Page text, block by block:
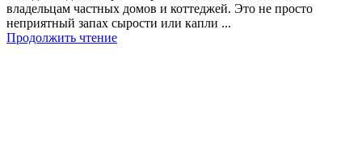
владельцам частных домов и коттеджей. Это не просто
неприятный запах сырости или капли ...
Продолжить чтение